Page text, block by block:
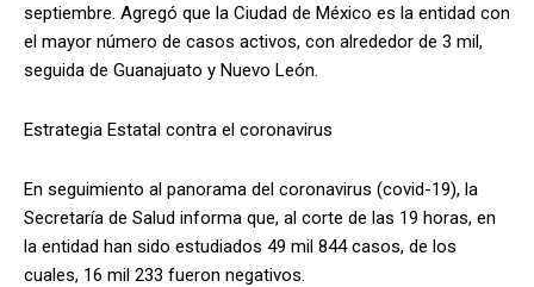
septiembre. Agregó que la Ciudad de México es la entidad con
el mayor número de casos activos, con alrededor de 3 mil,
seguida de Guanajuato y Nuevo León.
Estrategia Estatal contra el coronavirus
En seguimiento al panorama del coronavirus (covid-19), la
Secretaría de Salud informa que, al corte de las 19 horas, en
la entidad han sido estudiados 49 mil 844 casos, de los
cuales, 16 mil 233 fueron negativos.